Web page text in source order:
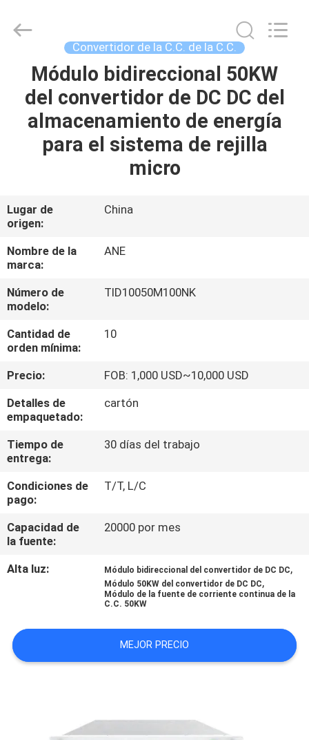
INICIO
PRODUCTOS
SOBRE
VISITA
A
LA
FÁBRICA
CONTROL
DE
CONTACTO
NOTICIAS
SOLICITAR
UNA
COTIZACIÓN
DEL
SITIO
New
Energy
Convertidor de la C.C. de la C.C.
Módulo bidireccional 50KW
del convertidor de DC DC del
almacenamiento de energía
para el sistema de rejilla
micro
Lugar de
origen:
China
Nombre de la
marca:
ANE
Número de
modelo:
TID10050M100NK
Cantidad de
orden mínima:
10
Precio:
FOB: 1,000 USD~10,000 USD
Detalles de
empaquetado:
cartón
Tiempo de
entrega:
30 días del trabajo
Condiciones de
pago:
T/T, L/C
Capacidad de
la fuente:
20000 por mes
Alta luz: Módulo bidireccional del convertidor de DC DC,
Módulo 50KW del convertidor de DC DC,
Módulo de la fuente de corriente continua de la
C.C. 50KW
MEJOR PRECIO